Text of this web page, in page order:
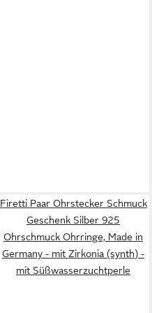
Firetti Paar Ohrstecker Schmuck
Geschenk Silber 925
Ohrschmuck Ohrringe, Made in
Germany - mit Zirkonia (synth) -
mit Süßwasserzuchtperle